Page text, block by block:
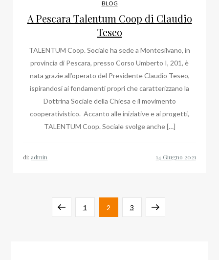
BLOG
A Pescara Talentum Coop di Claudio
Teseo
TALENTUM Coop. Sociale ha sede a Montesilvano, in
provincia di Pescara, presso Corso Umberto I, 201, è
nata grazie all’operato del Presidente Claudio Teseo,
ispirandosi ai fondamenti propri che caratterizzano la
Dottrina Sociale della Chiesa e il movimento
cooperativistico. Accanto alle iniziative e ai progetti,
TALENTUM Coop. Sociale svolge anche […]
di: admin
Paginazione
articoli
PaginaPagina
1 Pagina
2 Pagina
3 Pagina